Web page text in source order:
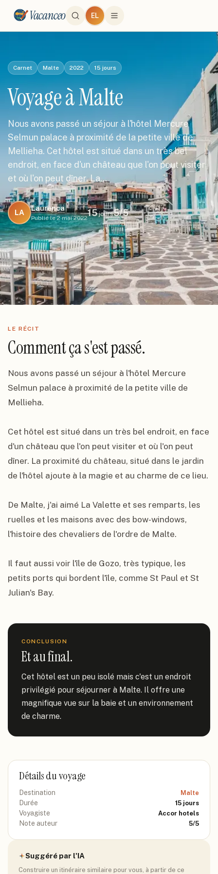
Vacanceo EL
Carnet Malte 2022 15 jours
Voyage à Malte
Nous avons passé un séjour à l'hôtel Mercure
Selmun palace à proximité de la petite ville de
Mellieha. Cet hôtel est situé dans un très bel
endroit, en face d'un château que l'on peut visiter
et où l'on peut dîner. La…
LA
Laurenca
Publié le 2 mai 2022
15jours5/5
LE RÉCIT
Comment ça s'est passé.
Nous avons passé un séjour à l'hôtel Mercure
Selmun palace à proximité de la petite ville de
Mellieha.
Cet hôtel est situé dans un très bel endroit, en face
d'un château que l'on peut visiter et où l'on peut
dîner. La proximité du château, situé dans le jardin
de l'hôtel ajoute à la magie et au charme de ce lieu.
De Malte, j'ai aimé La Valette et ses remparts, les
ruelles et les maisons avec des bow-windows,
l'histoire des chevaliers de l'ordre de Malte.
Il faut aussi voir l'île de Gozo, très typique, les
petits ports qui bordent l'île, comme St Paul et St
Julian's Bay.
CONCLUSION
Et au final.
Cet hôtel est un peu isolé mais c'est un endroit
privilégié pour séjourner à Malte. Il offre une
magnifique vue sur la baie et un environnement
de charme.
Détails du voyage
Destination Malte
Durée 15 jours
Voyagiste Accor hotels
Note auteur 5/5
Suggéré par l'IA
Construire un itinéraire similaire pour vous, à partir de ce